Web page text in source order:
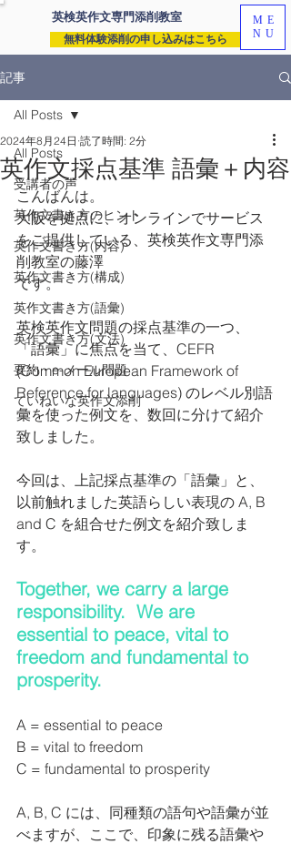
英検英作文専門添削教室
無料体験添削の申し込みはこちら
ME
NU
記事
All Posts
受講者の声
英作文書き方のヒント
英作文書き方(内容)
英作文書き方(構成)
英作文書き方(語彙)
英作文書き方(文法)
要約・e-メール問題
ていねいな英作文添削
All Posts
英作文採点基準 語彙＋内容
2024年8月24日 読了時間: 2分
こんばんは。
大阪を拠点に、オンラインでサービス
をご提供している、英検英作文専門添
削教室の藤澤
です。
英検英作文問題の採点基準の一つ、
「語彙」に焦点を当て、CEFR
(Common European Framework of
Reference for languages) のレベル別語
彙を使った例文を、数回に分けて紹介
致しました。
今回は、上記採点基準の「語彙」と、
以前触れました英語らしい表現の A, B
and C を組合せた例文を紹介致しま
す。
Together, we carry a large
responsibility.  We are
essential to peace, vital to
freedom and fundamental to
prosperity.
A = essential to peace
B = vital to freedom
C = fundamental to prosperity
A, B, C には、同種類の語句や語彙が並
べますが、ここで、印象に残る語彙や